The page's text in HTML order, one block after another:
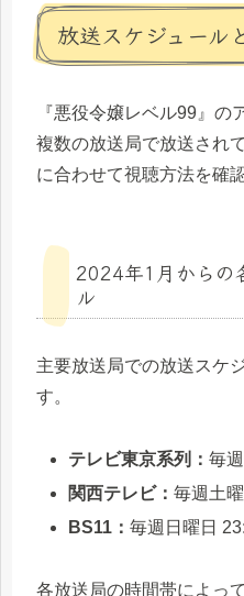
放送スケジュール
『悪役令嬢レベル99』の
複数の放送局で放送され
に合わせて視聴方法を確
2024年1月からの
ル
主要放送局での放送スケ
す。
テレビ東京系列：毎
関西テレビ：毎週土
BS11：毎週日曜日
各放送局の時間帯によっ